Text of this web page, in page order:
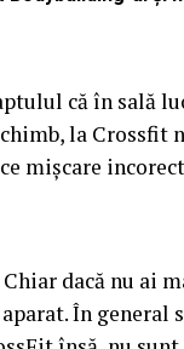
că în sală
la Crossfit
mișcare
dacă nu ai
În